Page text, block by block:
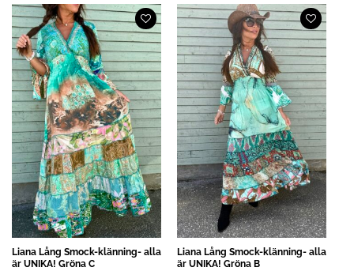
Liana Lång Smock-klänning- alla
är UNIKA! Gröna C
Liana Lång Smock-klänning- alla
är UNIKA! Gröna B